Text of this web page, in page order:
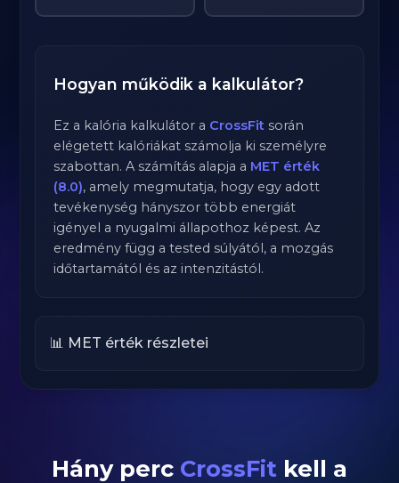
Hogyan működik a kalkulátor?
Ez a kalória kalkulátor a CrossFit során
elégetett kalóriákat számolja ki személyre
szabottan. A számítás alapja a MET érték
(8.0), amely megmutatja, hogy egy adott
tevékenység hányszor több energiát
igényel a nyugalmi állapothoz képest. Az
eredmény függ a tested súlyától, a mozgás
időtartamától és az intenzitástól.
📊 MET érték részletei
Hány perc CrossFit kell a